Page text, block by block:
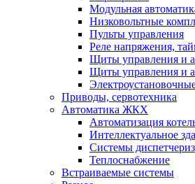
Модульная
Низковольтные
Пульты управления
Реле напряжения,
Щиты управления и
Щиты управления и
Приводы, сервотехника
Автоматика ЖКХ
Автоматизация
Интеллектуальное
Системы
Теплоснабжение
Встраиваемые системы